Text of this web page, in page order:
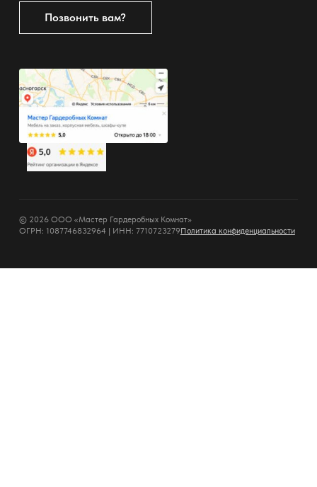
Позвонить вам?
© 2026 ООО «Мастер Гардеробных Комнат»
ОГРН: 1087746832964 | ИНН: 7710723279Политика конфиденциальности